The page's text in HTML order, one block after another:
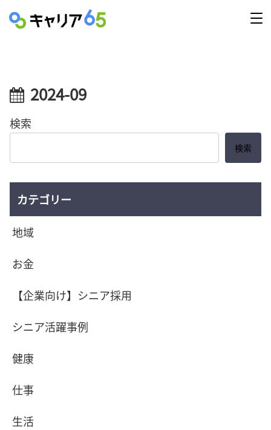
2024-09
検索
検索
カテゴリー
地域
お金
【企業向け】シニア採用
シニア活躍事例
健康
仕事
生活